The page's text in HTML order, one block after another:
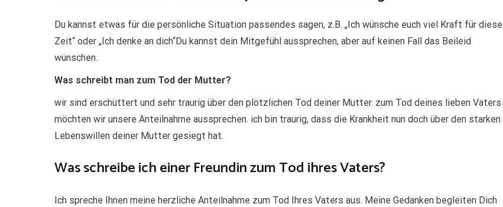
Du kannst etwas für die persönliche Situation passendes sagen, z.B. „Ich wünsche euch viel Kraft für diese
Zeit“ oder „Ich denke an dich“Du kannst dein Mitgefühl aussprechen, aber auf keinen Fall das Beileid
wünschen.
Was schreibt man zum Tod der Mutter?
wir sind erschüttert und sehr traurig über den plötzlichen Tod deiner Mutter. zum Tod deines lieben Vaters
möchten wir unsere Anteilnahme aussprechen. ich bin traurig, dass die Krankheit nun doch über den starken
Lebenswillen deiner Mutter gesiegt hat.
Was schreibe ich einer Freundin zum Tod ihres Vaters?
Ich spreche Ihnen meine herzliche Anteilnahme zum Tod Ihres Vaters aus. Meine Gedanken begleiten Dich